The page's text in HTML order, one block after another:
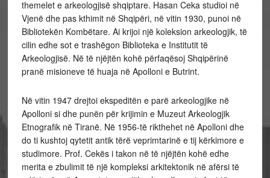
themelet e arkeologjisë shqiptare. Hasan Ceka studioi në
Vjenë dhe pas kthimit në Shqipëri, në vitin 1930, punoi në
Bibliotekën Kombëtare. Ai krijoi një koleksion arkeologjik, të
cilin edhe sot e trashëgon Biblioteka e Institutit të
Arkeologjisë. Në të njëjtën kohë përfaqësoj Shqipërinë
pranë misioneve të huaja në Apolloni e Butrint.
Në vitin 1947 drejtoi ekspeditën e parë arkeologjike në
Apolloni si dhe punën për krijimin e Muzeut Arkeologjik
Etnografik në Tiranë. Në 1956-të rikthehet në Apolloni dhe
do ti kushtoj qytetit antik tërë veprimtarinë e tij kërkimore e
studimore. Prof. Cekës i takon në të njëjtën kohë edhe
merita e zbulimit të një kompleksi arkitektonik në afërsi të